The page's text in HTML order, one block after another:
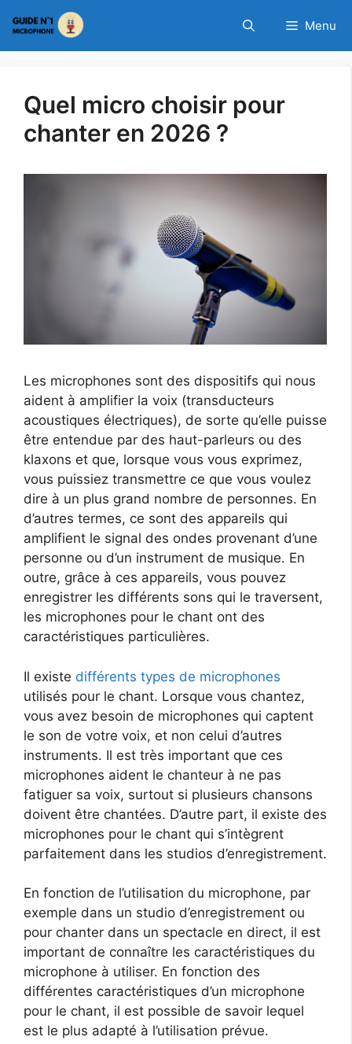
au
contenu
Menu
Quel micro choisir pour
chanter en 2026 ?
Les microphones sont des dispositifs qui nous
aident à amplifier la voix (transducteurs
acoustiques électriques), de sorte qu’elle puisse
être entendue par des haut-parleurs ou des
klaxons et que, lorsque vous vous exprimez,
vous puissiez transmettre ce que vous voulez
dire à un plus grand nombre de personnes. En
d’autres termes, ce sont des appareils qui
amplifient le signal des ondes provenant d’une
personne ou d’un instrument de musique. En
outre, grâce à ces appareils, vous pouvez
enregistrer les différents sons qui le traversent,
les microphones pour le chant ont des
caractéristiques particulières.
Il existe différents types de microphones
utilisés pour le chant. Lorsque vous chantez,
vous avez besoin de microphones qui captent
le son de votre voix, et non celui d’autres
instruments. Il est très important que ces
microphones aident le chanteur à ne pas
fatiguer sa voix, surtout si plusieurs chansons
doivent être chantées. D’autre part, il existe des
microphones pour le chant qui s’intègrent
parfaitement dans les studios d’enregistrement.
En fonction de l’utilisation du microphone, par
exemple dans un studio d’enregistrement ou
pour chanter dans un spectacle en direct, il est
important de connaître les caractéristiques du
microphone à utiliser. En fonction des
différentes caractéristiques d’un microphone
pour le chant, il est possible de savoir lequel
est le plus adapté à l’utilisation prévue.
Découvrez le top
20 des
microphones les